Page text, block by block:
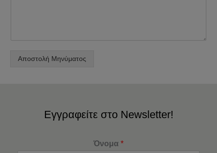
Αποστολή Μηνύματος
Εγγραφείτε στο Newsletter!
Όνομα *